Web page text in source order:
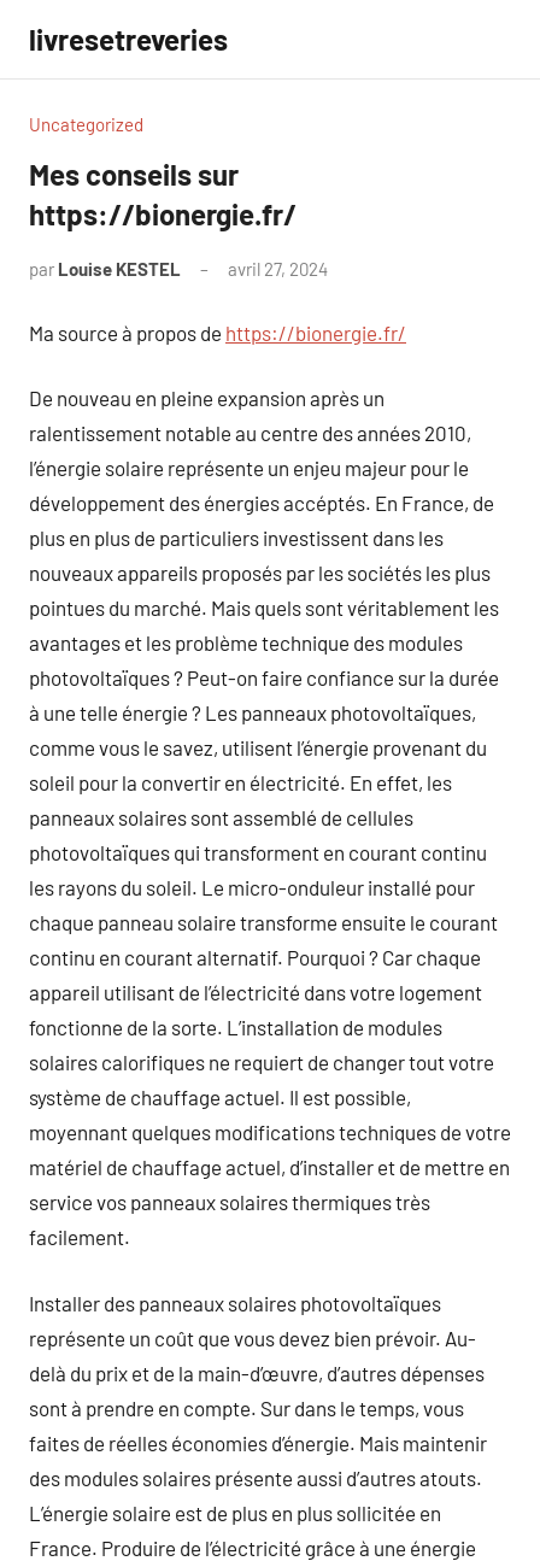
contenu
livresetreveries
Uncategorized
Mes conseils sur
https://bionergie.fr/
par Louise KESTEL avril 27, 2024
Ma source à propos de https://bionergie.fr/
De nouveau en pleine expansion après un
ralentissement notable au centre des années 2010,
l’énergie solaire représente un enjeu majeur pour le
développement des énergies accéptés. En France, de
plus en plus de particuliers investissent dans les
nouveaux appareils proposés par les sociétés les plus
pointues du marché. Mais quels sont véritablement les
avantages et les problème technique des modules
photovoltaïques ? Peut-on faire confiance sur la durée
à une telle énergie ? Les panneaux photovoltaïques,
comme vous le savez, utilisent l’énergie provenant du
soleil pour la convertir en électricité. En effet, les
panneaux solaires sont assemblé de cellules
photovoltaïques qui transforment en courant continu
les rayons du soleil. Le micro-onduleur installé pour
chaque panneau solaire transforme ensuite le courant
continu en courant alternatif. Pourquoi ? Car chaque
appareil utilisant de l’électricité dans votre logement
fonctionne de la sorte. L’installation de modules
solaires calorifiques ne requiert de changer tout votre
système de chauffage actuel. Il est possible,
moyennant quelques modifications techniques de votre
matériel de chauffage actuel, d’installer et de mettre en
service vos panneaux solaires thermiques très
facilement.
Installer des panneaux solaires photovoltaïques
représente un coût que vous devez bien prévoir. Au-
delà du prix et de la main-d’œuvre, d’autres dépenses
sont à prendre en compte. Sur dans le temps, vous
faites de réelles économies d’énergie. Mais maintenir
des modules solaires présente aussi d’autres atouts.
L’énergie solaire est de plus en plus sollicitée en
France. Produire de l’électricité grâce à une énergie